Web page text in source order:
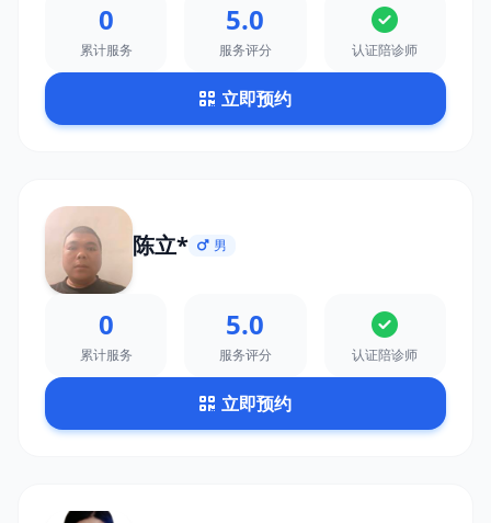
0
累计服务
5.0
服务评分 认证陪诊师
立即预约
陈立* 男
0
累计服务
5.0
服务评分 认证陪诊师
立即预约